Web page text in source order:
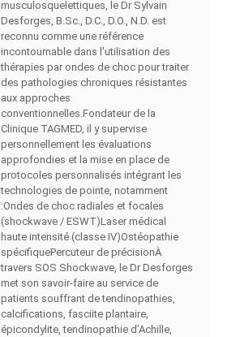
musculosquelettiques, le Dr Sylvain
Desforges, B.Sc., D.C., D.O., N.D. est
reconnu comme une référence
incontournable dans l’utilisation des
thérapies par ondes de choc pour traiter
des pathologies chroniques résistantes
aux approches
conventionnelles.Fondateur de la
Clinique TAGMED, il y supervise
personnellement les évaluations
approfondies et la mise en place de
protocoles personnalisés intégrant les
technologies de pointe, notamment
:Ondes de choc radiales et focales
(shockwave / ESWT)Laser médical
haute intensité (classe IV)Ostéopathie
spécifiquePercuteur de précisionÀ
travers SOS Shockwave, le Dr Desforges
met son savoir-faire au service de
patients souffrant de tendinopathies,
calcifications, fasciite plantaire,
épicondylite, tendinopathie d’Achille,